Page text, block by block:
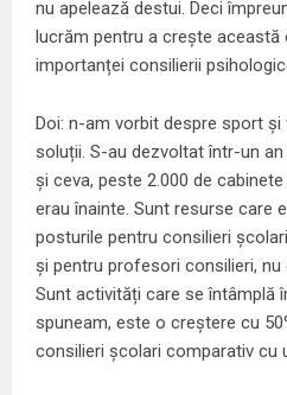
nu apelează destui. Deci
lucrăm pentru a crește această
importanței consilierii
Doi: n-am vorbit despre sport
soluții. S-au dezvoltat într-un
și ceva, peste 2.000 de
erau înainte. Sunt resurse care
posturile pentru consilieri
și pentru profesori consilieri,
Sunt activități care se întâmplă
spuneam, este o creștere cu
consilieri școlari comparativ cu